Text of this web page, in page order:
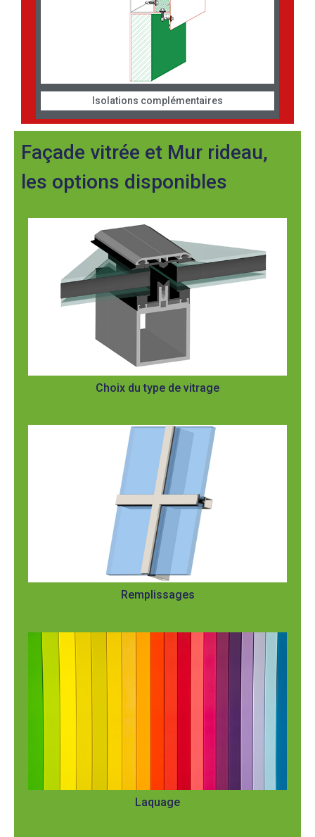
Isolations complémentaires
Façade vitrée et Mur rideau,
les options disponibles
Choix du type de vitrage
Remplissages
Laquage